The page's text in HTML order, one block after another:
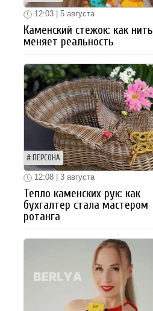
12:03 | 5 августа
Каменский стежок: как нить
меняет реальность
ПЕРСОНА
12:08 | 3 августа
Тепло каменских рук: как
бухгалтер стала мастером
ротанга